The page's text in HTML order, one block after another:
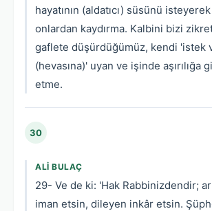
hayatının (aldatıcı) süsünü
onlardan kaydırma. Kalbini bizi
gaflete düşürdüğümüz, kendi 'istek
(hevasına)' uyan ve işinde aşırılığa
etme.
30
ALI BULAÇ
29- Ve de ki: 'Hak Rabbinizdendir;
iman etsin, dileyen inkâr etsin.